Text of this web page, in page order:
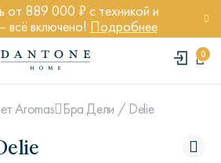
от 889 000 ₽ с техникой и
всё включено! Подробнее
0
Aromas Бра Дели / Delie